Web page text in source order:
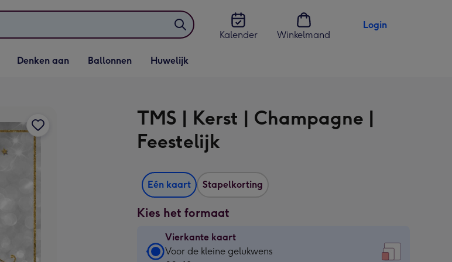
Kalender
Winkelmand
Login
Vervolgkeuzelijst
Denken aan openen
Denken aan
Vervolgkeuzelijst
Ballonnen openen
Ballonnen
Vervolgkeuzelijst
Huwelijk openen
Huwelijk
TMS | Kerst | Champagne |
Feestelijk
Eén kaart Stapelkorting
Kies het formaat
Vierkante kaart
Vierkante
Voor de kleine gelukwens